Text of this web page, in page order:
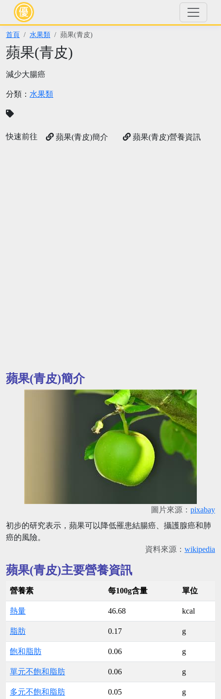
首頁 水果類 蘋果(青皮)
蘋果(青皮)
減少大腸癌
分類： 水果類
快速前往 蘋果(青皮)簡介 蘋果(青皮)營養資訊
蘋果(青皮)簡介
圖片來源： pixabay
初步的研究表示，蘋果可以降低罹患結腸癌、攝護腺癌和肺
癌的風險。
資料來源： wikipedia
蘋果(青皮)主要營養資訊
營養素 每100g含量 單位
熱量 46.68 kcal
脂肪 0.17 g
飽和脂肪 0.06 g
單元不飽和脂肪 0.06 g
多元不飽和脂肪 0.05 g